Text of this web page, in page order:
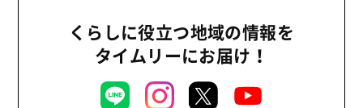
くらしに役立つ地域の情報を
タイムリーにお届け！